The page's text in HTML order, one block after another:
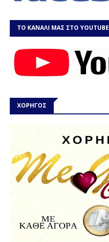
ΤΟ ΚΑΝΑΛΙ ΜΑΣ ΣΤΟ YOUTUBE
ΧΟΡΗΓΟΣ